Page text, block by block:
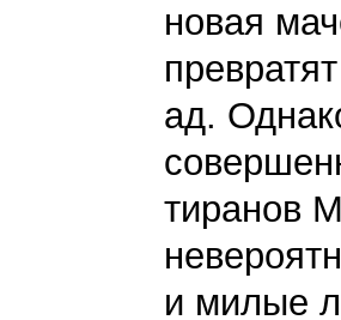
новая
ад.
тиранов
и милые